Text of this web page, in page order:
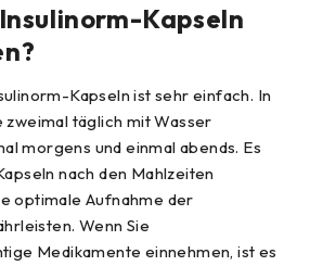
Kapseln
Kapseln ist sehr einfach. In
täglich mit Wasser
morgens und einmal abends. Es
nach den Mahlzeiten
optimale Aufnahme der
Wenn Sie
Medikamente einnehmen, ist es